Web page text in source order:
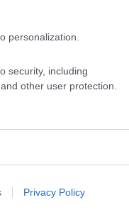
personalization.
security, including
other user protection.
Privacy Policy